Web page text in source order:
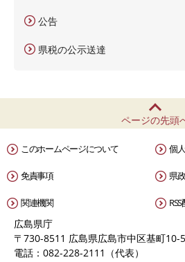
公告
県税の公示送達
ページの先頭
このホームページについて 個
免責事項 県
関連機関
広島県庁
〒730-8511 広島県広島市中区基町10-
電話：082-228-2111（代表）